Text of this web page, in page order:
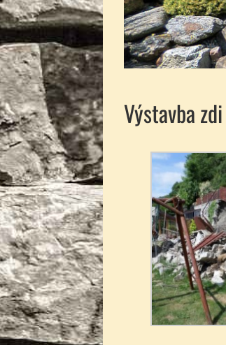
Výstavba